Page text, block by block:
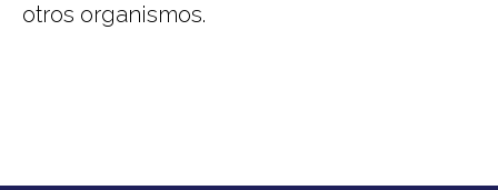
otros organismos.